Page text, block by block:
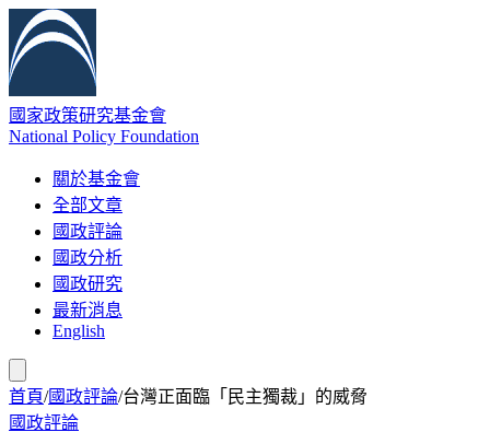
國家政策研究基金會
National Policy Foundation
關於基金會
全部文章
國政評論
國政分析
國政研究
最新消息
English
首頁/國政評論/台灣正面臨「民主獨裁」的威脅
國政評論